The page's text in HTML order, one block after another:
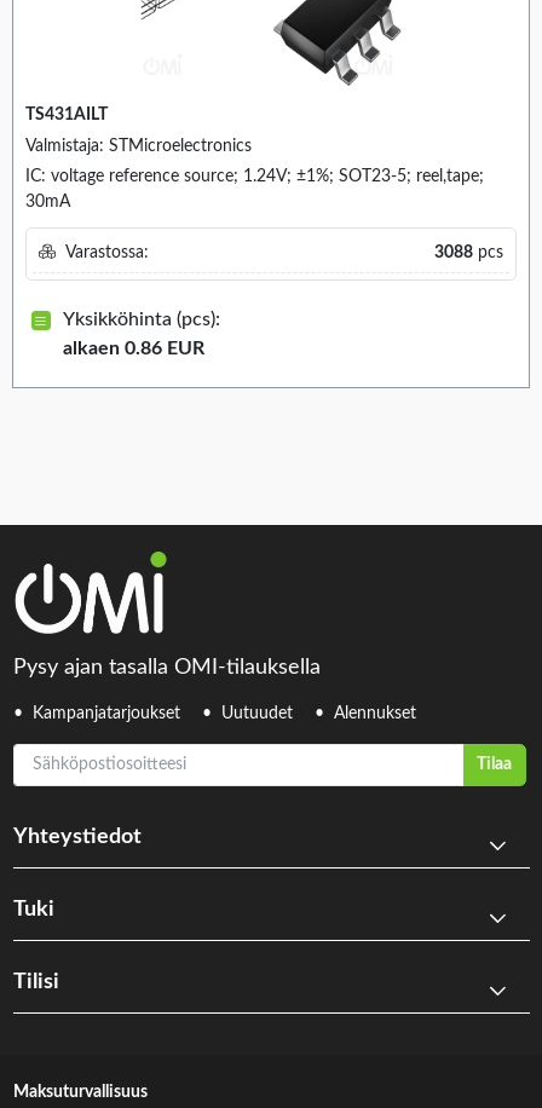
TS431AILT
Valmistaja: STMicroelectronics
IC: voltage reference source; 1.24V; ±1%; SOT23-5; reel,tape;
30mA
Varastossa: 3088 pcs
Yksikköhinta (pcs):
alkaen 0.86 EUR
Pysy ajan tasalla OMI-tilauksella
Kampanjatarjoukset Uutuudet Alennukset
Sähköpostiosoitteesi
Tilaa
Yhteystiedot
Tuki
Tilisi
Maksuturvallisuus